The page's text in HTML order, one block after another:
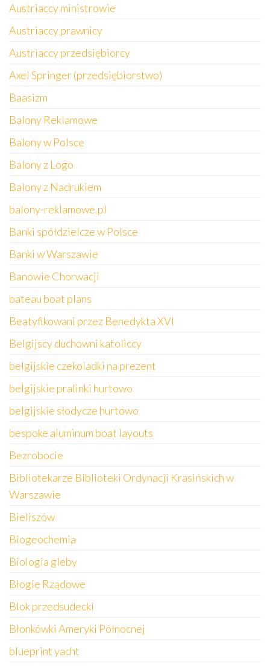
Austriaccy ministrowie
Austriaccy prawnicy
Austriaccy przedsiębiorcy
Axel Springer (przedsiębiorstwo)
Baasizm
Balony Reklamowe
Balony w Polsce
Balony z Logo
Balony z Nadrukiem
balony-reklamowe.pl
Banki spółdzielcze w Polsce
Banki w Warszawie
Banowie Chorwacji
bateau boat plans
Beatyfikowani przez Benedykta XVI
Belgijscy duchowni katoliccy
belgijskie czekoladki na prezent
belgijskie pralinki hurtowo
belgijskie słodycze hurtowo
bespoke aluminum boat layouts
Bezrobocie
Bibliotekarze Biblioteki Ordynacji Krasińskich w
Warszawie
Bieliszów
Biogeochemia
Biologia gleby
Błogie Rządowe
Blok przedsudecki
Błonkówki Ameryki Północnej
blueprint yacht